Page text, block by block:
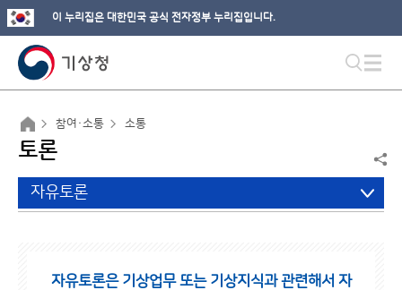
이 누리집은 대한민국 공식 전자정부 누리집입니다.
참여·소통 소통
토론
자유토론
자유토론은 기상업무 또는 기상지식과 관련해서 자